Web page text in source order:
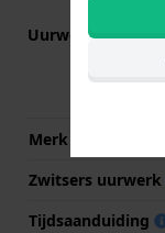
Uurwerk nr.
Merk uurwerk
Zwitsers uurwerk
Tijdsaanduiding